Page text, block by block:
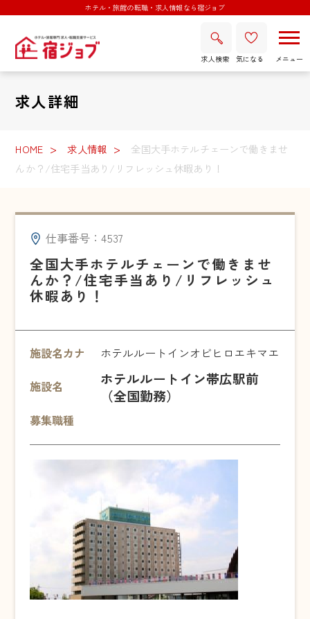
ホテル・旅館の転職・求人情報なら宿ジョブ
求人検索 気になる
求人詳細
HOME 求人情報
全国大手ホテルチェーンで働きませ
んか？/住宅手当あり/リフレッシュ休暇あり！
仕事番号：4537
全国大手ホテルチェーンで働きませ
んか？/住宅手当あり/リフレッシュ
休暇あり！
施設名カナ
ホテルルートインオビヒロエキマエ
施設名
ホテルルートイン帯広駅前
（全国勤務）
募集職種